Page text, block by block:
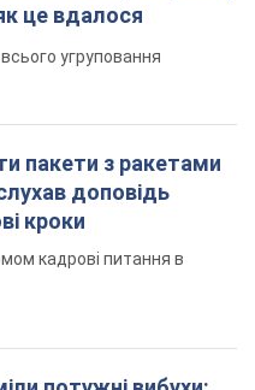
це вдалося
угруповання
пакети з ракетами
доповідь
кроки
кадрові питання в